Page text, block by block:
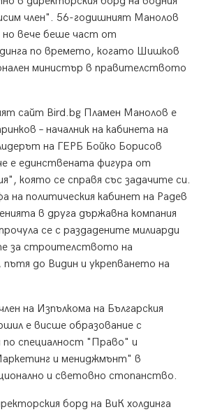
член". 56-годишният Манолов
но вече беше част от
по времето, когато Шишков
министър в правителството
сайт Bird.bg Пламен Манолов е
– началник на кабинета на
на ГЕРБ Бойко Борисов
е единствената фигура от
която се справя със задачите си.
на политическия кабинет на Радев
в друга държавна компания
се с раздадените милиарди
за строителството на
до Видин и укрепването на
на Изпълкома на Българския
е висше образование с
специалност "Право" и
и мениджмънт" в
и световно стопанство.
борд на ВиК холдинга